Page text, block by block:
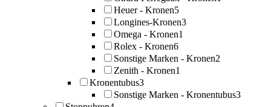
Heuer - Kronen5
Longines-Kronen3
Omega - Kronen1
Rolex - Kronen6
Sonstige Marken - Kronen2
Zenith - Kronen1
Kronentubus3
Sonstige Marken - Kronentubus3